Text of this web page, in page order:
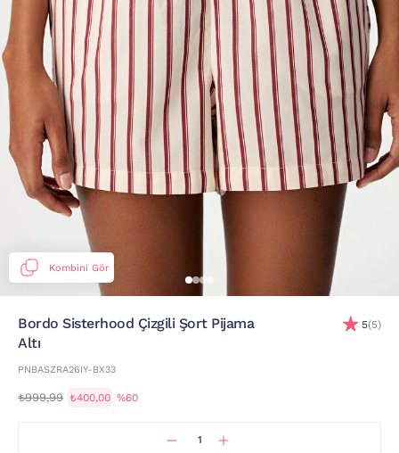
Kombini Gör
Bordo Sisterhood Çizgili Şort Pijama
Altı
PNBASZRA26IY-BX33
5(5)
₺999,99 ₺400,00 %60